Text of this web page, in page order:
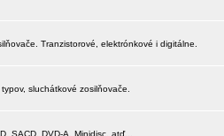
Tranzistorové, elektrónkové i digitálne.
sluchátkové zosilňovače.
SACD, DVD-A, Minidisc, atď...